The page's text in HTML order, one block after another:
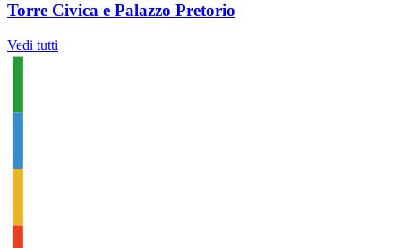
Torre Civica e Palazzo Pretorio
Vedi tutti